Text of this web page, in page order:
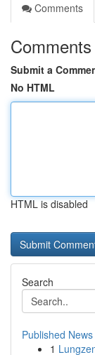
Comments
Comments
Submit a
No HTML
HTML is disabled
Search
Published News
1